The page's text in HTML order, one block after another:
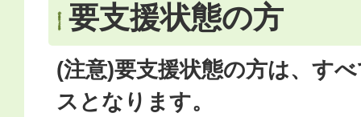
要支援状態の方
(注意)要支援状態の方は、す
スとなります。